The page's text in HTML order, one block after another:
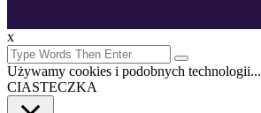
x
Używamy cookies i podobnych technologii...
CIASTECZKA